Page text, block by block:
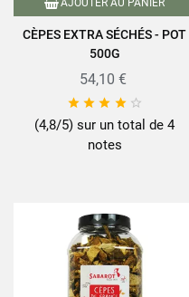
CÈPES EXTRA SÉCHÉS - POT
500G
54,10 €
    
(4,8/5) sur un total de 4
notes